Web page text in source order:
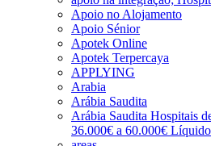
Apoio no Alojamento
Apoio Sénior
Apotek Online
Apotek Terpercaya
APPLYING
Arabia
Arábia Saudita
Arábia Saudita Hospitais
36.000€ a 60.000€